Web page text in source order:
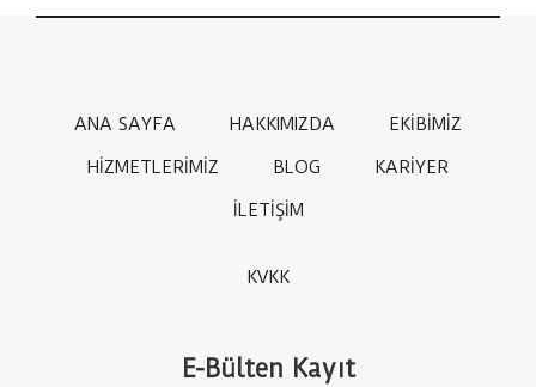
ANA SAYFA HAKKIMIZDA
EKİBİMİZ
HİZMETLERİMİZ
BLOG
KARİYER
İLETİŞİM
KVKK
E-Bülten Kayıt